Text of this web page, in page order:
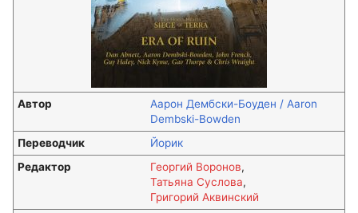
Автор
Аарон Дембски-Боуден / Aaron
Dembski-Bowden
Переводчик
Йорик
Редактор
Георгий Воронов,
Татьяна Суслова,
Григорий Аквинский